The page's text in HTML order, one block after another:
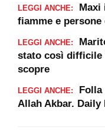
LEGGI ANCHE:
fiamme e
LEGGI ANCHE:
stato così difficile
scopre
LEGGI ANCHE:
Allah Akbar.